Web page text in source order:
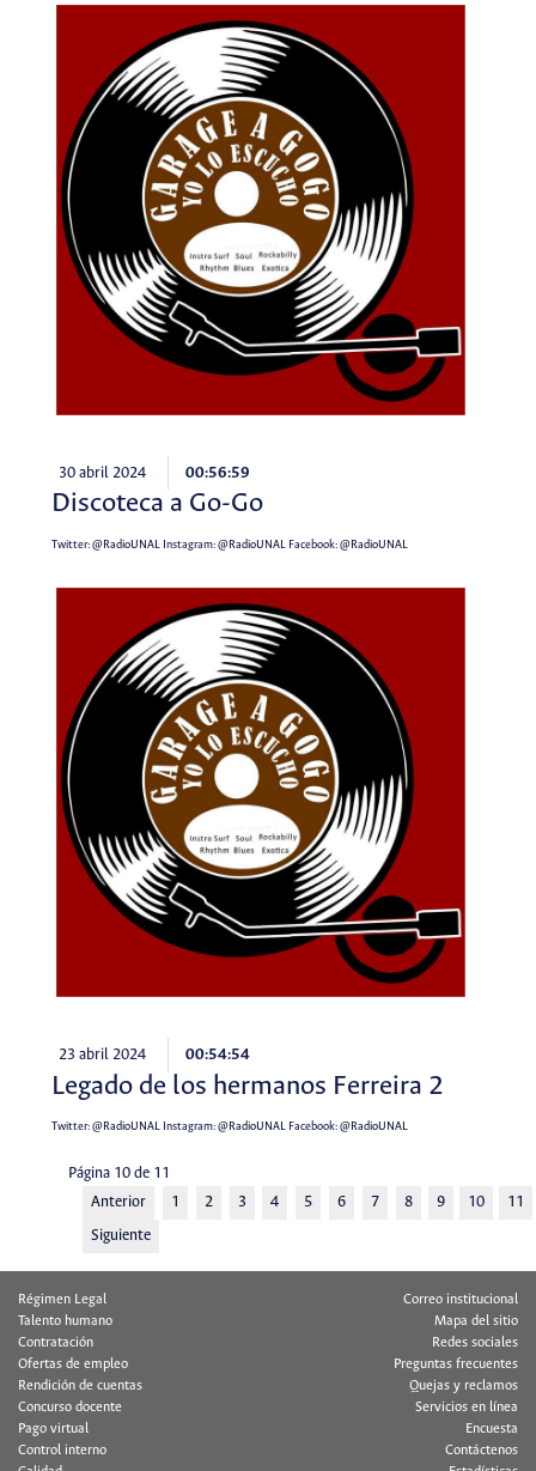
30 abril 2024 00:56:59
Discoteca a Go-Go
Twitter:@RadioUNALInstagram:@RadioUNALFacebook:@RadioUNAL
23 abril 2024 00:54:54
Legado de los hermanos Ferreira 2
Twitter:@RadioUNALInstagram:@RadioUNALFacebook:@RadioUNAL
Página 10 de 11
Anterior
1 2 3 4 5 6 7 8 9 10
11
Siguiente
Régimen Legal
Talento humano
Contratación
Ofertas de empleo
Rendición de cuentas
Concurso docente
Pago virtual
Control interno
Correo institucional
Mapa del sitio
Redes sociales
Preguntas frecuentes
Quejas y reclamos
Servicios en línea
Encuesta
Contáctenos